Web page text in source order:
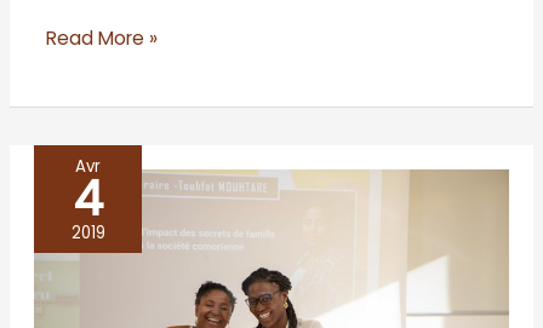
Read More »
Avr
4
2019
Café
littéraire
Touhfat
Mouhtare